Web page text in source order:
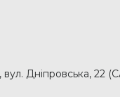
вул.